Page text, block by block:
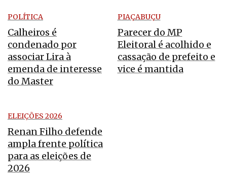
POLÍTICA
Calheiros é
condenado por
associar Lira à
emenda de interesse
do Master
PIAÇABUÇU
Parecer do MP
Eleitoral é acolhido e
cassação de prefeito e
vice é mantida
ELEIÇÕES 2026
Renan Filho defende
ampla frente política
para as eleições de
2026